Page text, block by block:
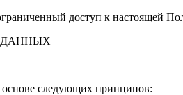
доступ к настоящей
ДАННЫХ
основе следующих принципов: